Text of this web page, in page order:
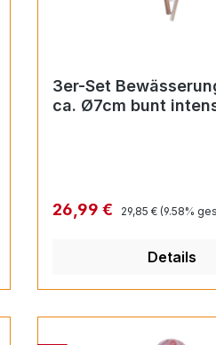
3er-Set
ca. Ø7cm bunt
Verkaufspreis:
26,99 € Regulärer Preis:
29,85 € (9.58%
Details